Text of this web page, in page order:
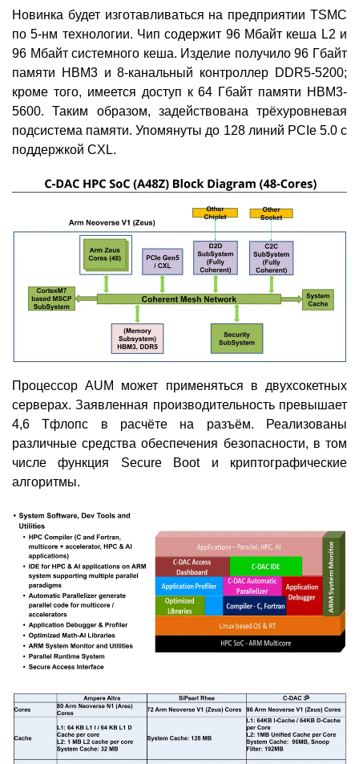
Новинка будет изготавливаться на предприятии TSMC
по 5-нм технологии. Чип содержит 96 Мбайт кеша L2 и
96 Мбайт системного кеша. Изделие получило 96 Гбайт
памяти HBM3 и 8-канальный контроллер DDR5-5200;
кроме того, имеется доступ к 64 Гбайт памяти HBM3-
5600. Таким образом, задействована трёхуровневая
подсистема памяти. Упомянуты до 128 линий PCIe 5.0 с
поддержкой CXL.
Процессор AUM может применяться в двухсокетных
серверах. Заявленная производительность превышает
4,6 Тфлопс в расчёте на разъём. Реализованы
различные средства обеспечения безопасности, в том
числе функция Secure Boot и криптографические
алгоритмы.